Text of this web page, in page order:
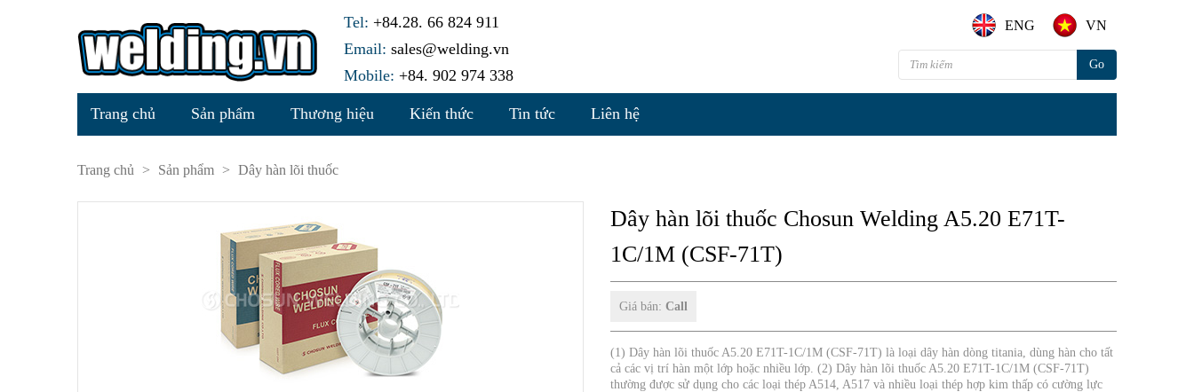
Tel: +84.28. 66 824 911
Email: sales@welding.vn
Mobile: +84. 902 974 338
ENG VN
Trang chủ Sản phẩm Thương hiệu Kiến thức Tin tức Liên hệ
Trang chủ > Sản phẩm > Dây hàn lõi thuốc
Dây hàn lõi thuốc Chosun Welding A5.20 E71T-
1C/1M (CSF-71T)
Giá bán: Call
(1) Dây hàn lõi thuốc A5.20 E71T-1C/1M (CSF-71T) là loại dây hàn dòng titania, dùng hàn cho tất
cả các vị trí hàn một lớp hoặc nhiều lớp. (2) Dây hàn lõi thuốc A5.20 E71T-1C/1M (CSF-71T)
thường được sử dụng cho các loại thép A514, A517 và nhiều loại thép hợp kim thấp có cường lực